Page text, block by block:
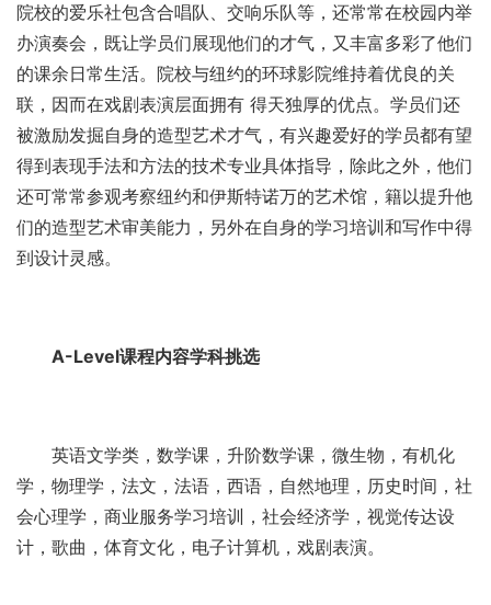
院校的爱乐社包含合唱队、交响乐队等，还常常在校园内举
办演奏会，既让学员们展现他们的才气，又丰富多彩了他们
的课余日常生活。院校与纽约的环球影院维持着优良的关
联，因而在戏剧表演层面拥有 得天独厚的优点。学员们还
被激励发掘自身的造型艺术才气，有兴趣爱好的学员都有望
得到表现手法和方法的技术专业具体指导，除此之外，他们
还可常常参观考察纽约和伊斯特诺万的艺术馆，籍以提升他
们的造型艺术审美能力，另外在自身的学习培训和写作中得
到设计灵感。
A-Level课程内容学科挑选
英语文学类，数学课，升阶数学课，微生物，有机化
学，物理学，法文，法语，西语，自然地理，历史时间，社
会心理学，商业服务学习培训，社会经济学，视觉传达设
计，歌曲，体育文化，电子计算机，戏剧表演。